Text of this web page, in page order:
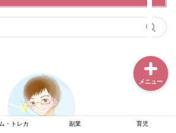
・トレカ 副業 育児
メニュー